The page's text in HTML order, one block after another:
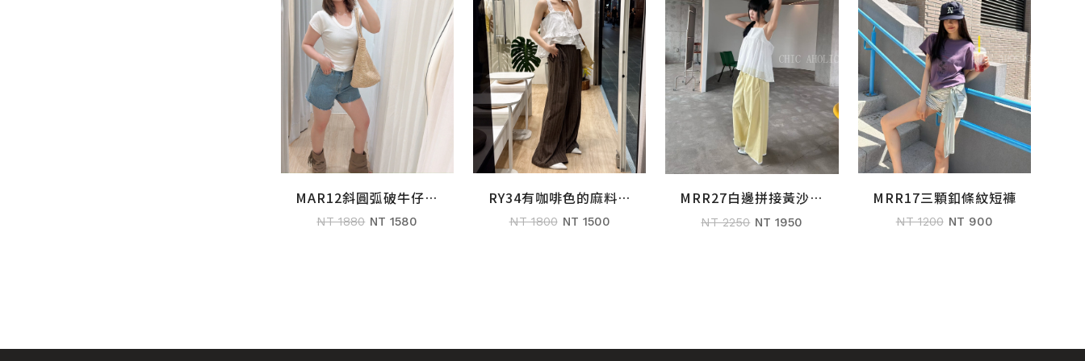
加入購物車
MAR12斜圓弧破牛仔短
褲
NT 1880 NT 1580
加入購物車
RY34有咖啡色的麻料寬
褲
NT 1800 NT 1500
加入購物車
MRR27白邊拼接黃沙沙
褲
NT 2250 NT 1950
加入購物車
MRR17三顆釦條紋短褲
NT 1200 NT 900